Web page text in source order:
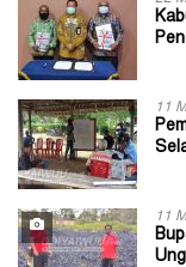
11
11